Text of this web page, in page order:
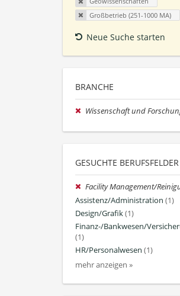
Großbetrieb (251-1000 MA)
Neue Suche starten
BRANCHE
Wissenschaft und
GESUCHTE BERUFSFELDER
Facility Management/
Assistenz/Administration (1)
Design/Grafik(1)
Finanz-/Bankwesen/
(1)
HR/Personalwesen (1)
mehr anzeigen »